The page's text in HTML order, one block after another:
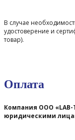
В случае
удостоверение и
товар).
Оплата
Компания ООО «LAB-
юридическими